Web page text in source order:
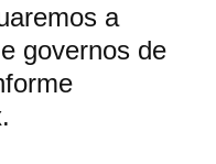
a
governos de